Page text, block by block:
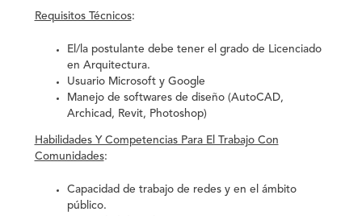
Requisitos Técnicos:
El/la postulante debe tener el grado de Licenciado
en Arquitectura.
Usuario Microsoft y Google
Manejo de softwares de diseño (AutoCAD,
Archicad, Revit, Photoshop)
Habilidades Y Competencias Para El Trabajo Con
Comunidades:
Capacidad de trabajo de redes y en el ámbito
público.